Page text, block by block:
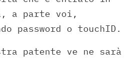
a parte voi,
password o touchID.
patente ve ne sarà